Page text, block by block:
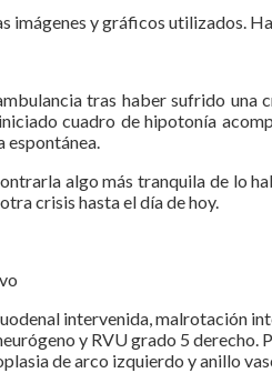
imágenes y gráficos utilizados.
tras haber sufrido
cuadro de hipotonía
algo más tranquila de lo
crisis hasta el día de hoy.
intervenida, malrotación
y RVU grado 5 derecho.
de arco izquierdo y anillo